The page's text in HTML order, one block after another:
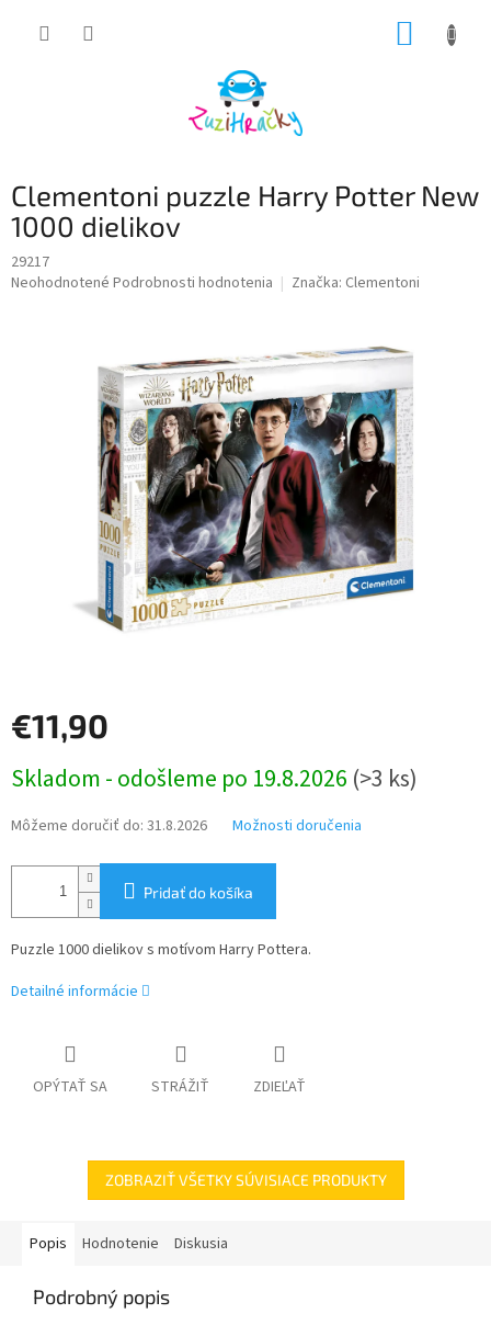
Clementoni puzzle Harry Potter New
1000 dielikov
29217
Priemerné
Neohodnotené Podrobnosti hodnotenia Značka: Clementoni
€11,90
cena:
Skladom - odošleme po 19.8.2026 (>3 ks)
Môžeme doručiť do: 31.8.2026 Možnosti doručenia
Pridať do košíka
Puzzle 1000 dielikov s motívom Harry Pottera.
Detailné informácie
OPÝTAŤ SA STRÁŽIŤ ZDIEĽAŤ
ZOBRAZIŤ VŠETKY SÚVISIACE PRODUKTY
Popis Hodnotenie Diskusia
Podrobný popis